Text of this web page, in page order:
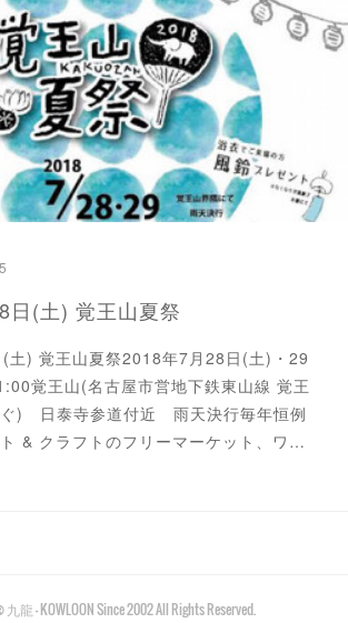
日(土) 覚王山夏祭
土) 覚王山夏祭2018年7月28日(土)・29
覚王山(名古屋市営地下鉄東山線 覚王
) 日泰寺参道付近 雨天決行毎年恒例
& クラフトのフリーマーケット、ワ…
龍 - KOWLOON Since 2002 All Rights Reserved.